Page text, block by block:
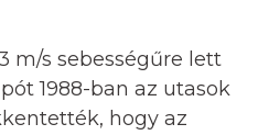
m/s sebességűre lett
1988-ban az utasok
hogy az